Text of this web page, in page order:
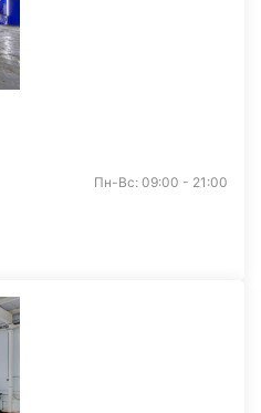
Пн-Вс: 09:00 - 21:00